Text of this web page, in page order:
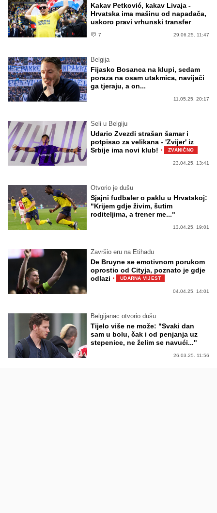
Kakav Petković, kakav Livaja -
Hrvatska ima mašinu od napadača,
uskoro pravi vrhunski transfer
7 29.06.25. 11:47
Belgija
Fijasko Bosanca na klupi, sedam
poraza na osam utakmica, navijači
ga tjeraju, a on...
11.05.25. 20:17
Seli u Belgiju
Udario Zvezdi strašan šamar i
potpisao za velikana - 'Zvijer' iz
Srbije ima novi klub! · ZVANIČNO
23.04.25. 13:41
Otvorio je dušu
Sjajni fudbaler o paklu u Hrvatskoj:
"Krijem gdje živim, šutim
roditeljima, a trener me..."
13.04.25. 19:01
Završio eru na Etihadu
De Bruyne se emotivnom porukom
oprostio od Cityja, poznato je gdje
odlazi · UDARNA VIJEST
04.04.25. 14:01
Belgijanac otvorio dušu
Tijelo više ne može: "Svaki dan
sam u bolu, čak i od penjanja uz
stepenice, ne želim se navući..."
26.03.25. 11:56